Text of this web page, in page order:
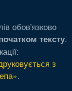
обов'язково
тексту.
з
.